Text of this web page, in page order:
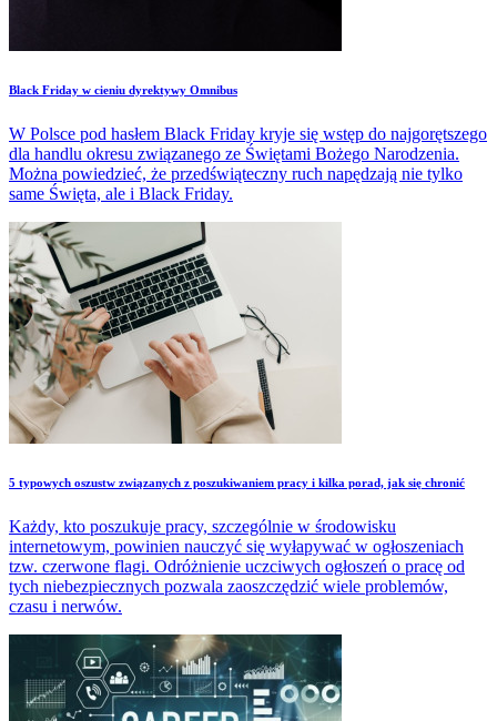
Black Friday w cieniu dyrektywy Omnibus
W Polsce pod hasłem Black Friday kryje się wstęp do najgorętszego
dla handlu okresu związanego ze Świętami Bożego Narodzenia.
Można powiedzieć, że przedświąteczny ruch napędzają nie tylko
same Święta, ale i Black Friday.
5 typowych oszustw związanych z poszukiwaniem pracy i kilka porad, jak się chronić
Każdy, kto poszukuje pracy, szczególnie w środowisku
internetowym, powinien nauczyć się wyłapywać w ogłoszeniach
tzw. czerwone flagi. Odróżnienie uczciwych ogłoszeń o pracę od
tych niebezpiecznych pozwala zaoszczędzić wiele problemów,
czasu i nerwów.